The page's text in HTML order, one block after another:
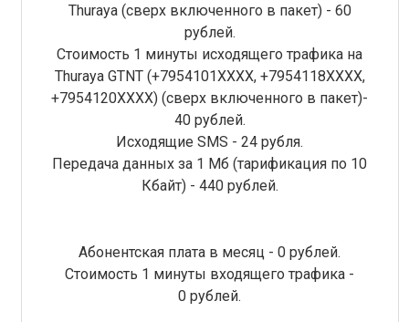
Thuraya (сверх включенного в пакет) - 60
рублей.
Стоимость 1 минуты исходящего трафика на
Thuraya GTNT (+7954101XXXX, +7954118ХХХХ,
+7954120ХХХХ) (сверх включенного в пакет)-
40 рублей.
Исходящие SMS - 24 рубля.
Передача данных за 1 Мб (тарификация по 10
Кбайт) - 440 рублей.
Абонентская плата в месяц - 0 рублей.
Стоимость 1 минуты входящего трафика -
0 рублей.